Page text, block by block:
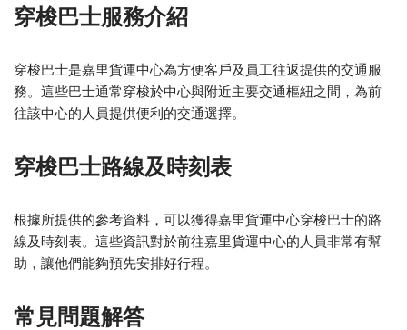
穿梭巴士服務介紹
穿梭巴士是嘉里貨運中心為方便客戶及員工往返提供的交通服
務。這些巴士通常穿梭於中心與附近主要交通樞紐之間，為前
往該中心的人員提供便利的交通選擇。
穿梭巴士路線及時刻表
根據所提供的參考資料，可以獲得嘉里貨運中心穿梭巴士的路
線及時刻表。這些資訊對於前往嘉里貨運中心的人員非常有幫
助，讓他們能夠預先安排好行程。
常見問題解答